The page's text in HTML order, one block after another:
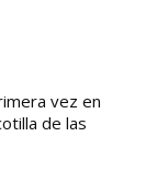
vez en
de las